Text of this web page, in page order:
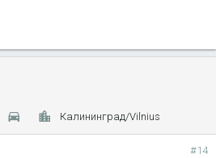
Калининград/Vilnius
#14